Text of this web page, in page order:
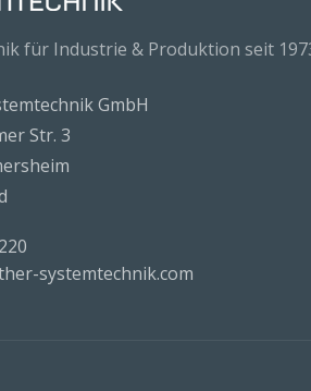
für Industrie & Produktion seit
GmbH
Str. 3
systemtechnik.com